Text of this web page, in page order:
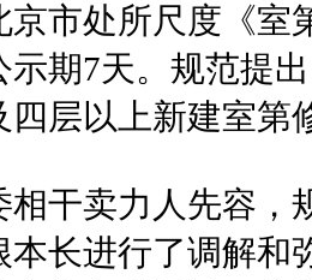
京市处所尺度《室
示期7天。规范提
四层以上新建室第
干卖力人先容，
本长进行了调解和